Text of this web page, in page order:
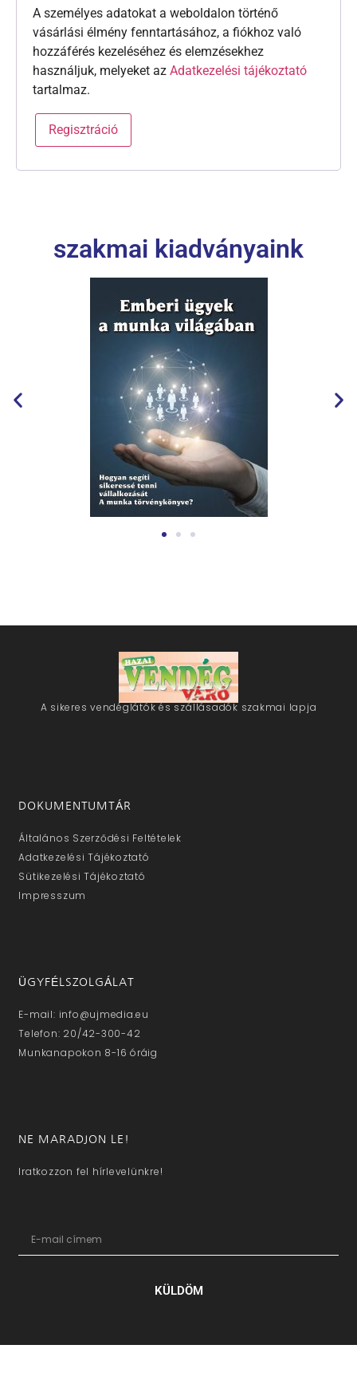
A személyes adatokat a weboldalon történő
vásárlási élmény fenntartásához, a fiókhoz való
hozzáférés kezeléséhez és elemzésekhez
használjuk, melyeket az Adatkezelési tájékoztató
tartalmaz.
Regisztráció
szakmai kiadványaink
A sikeres vendéglátók és szállásadók szakmai lapja
DOKUMENTUMTÁR
Általános Szerződési Feltételek
Adatkezelési Tájékoztató
Sütikezelési Tájékoztató
Impresszum
ÜGYFÉLSZOLGÁLAT
E-mail: info@ujmedia.eu
Telefon: 20/42-300-42
Munkanapokon 8-16 óráig
NE MARADJON LE!
Iratkozzon fel hírlevelünkre!
KÜLDÖM